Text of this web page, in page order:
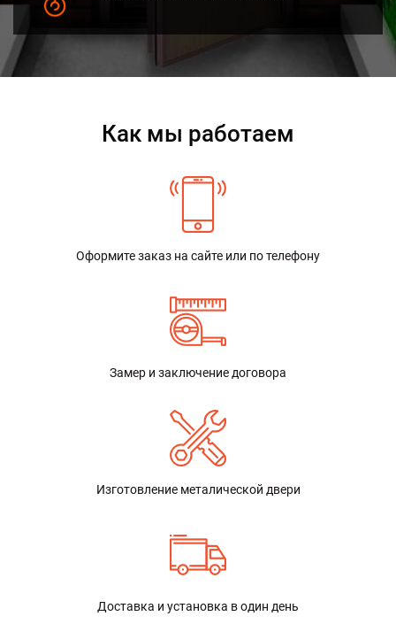
Как мы работаем
Оформите заказ на сайте или по телефону
Замер и заключение договора
Изготовление металической двери
Доставка и установка в один день